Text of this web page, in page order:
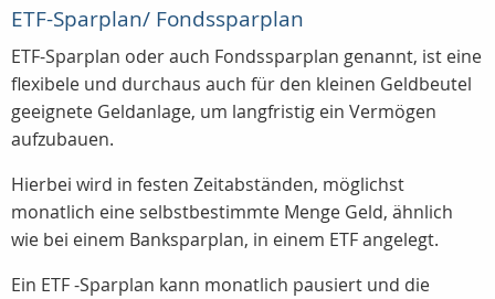
ETF-Sparplan/ Fondssparplan
ETF-Sparplan oder auch Fondssparplan genannt, ist eine
flexibele und durchaus auch für den kleinen Geldbeutel
geeignete Geldanlage, um langfristig ein Vermögen
aufzubauen.
Hierbei wird in festen Zeitabständen, möglichst
monatlich eine selbstbestimmte Menge Geld, ähnlich
wie bei einem Banksparplan, in einem ETF angelegt.
Ein ETF -Sparplan kann monatlich pausiert und die